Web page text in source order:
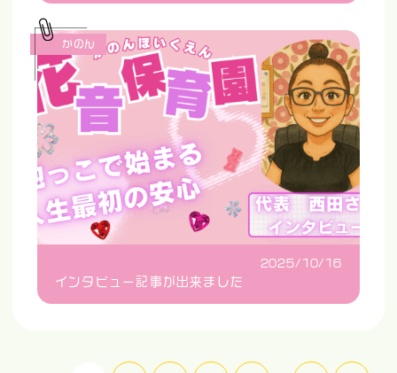
2025/10/16
インタビュー記事が出来ました
かのん